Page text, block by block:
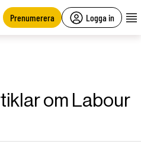
Prenumerera Logga in
om Labour